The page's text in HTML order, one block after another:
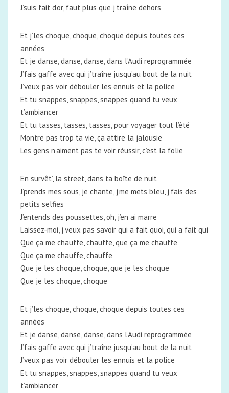
J’suis fait d’or, faut plus que j’traîne dehors
Et j’les choque, choque, choque depuis toutes ces
années
Et je danse, danse, danse, dans l’Audi reprogrammée
J’fais gaffe avec qui j’traîne jusqu’au bout de la nuit
J’veux pas voir débouler les ennuis et la police
Et tu snappes, snappes, snappes quand tu veux
t’ambiancer
Et tu tasses, tasses, tasses, pour voyager tout l’été
Montre pas trop ta vie, ça attire la jalousie
Les gens n’aiment pas te voir réussir, c’est la folie
En survêt’, la street, dans ta boîte de nuit
J’prends mes sous, je chante, j’me mets bleu, j’fais des
petits selfies
J’entends des poussettes, oh, j’en ai marre
Laissez-moi, j’veux pas savoir qui a fait quoi, qui a fait qui
Que ça me chauffe, chauffe, que ça me chauffe
Que ça me chauffe, chauffe
Que je les choque, choque, que je les choque
Que je les choque, choque
Et j’les choque, choque, choque depuis toutes ces
années
Et je danse, danse, danse, dans l’Audi reprogrammée
J’fais gaffe avec qui j’traîne jusqu’au bout de la nuit
J’veux pas voir débouler les ennuis et la police
Et tu snappes, snappes, snappes quand tu veux
t’ambiancer